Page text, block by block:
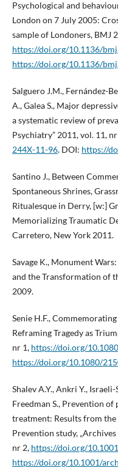
Psychological and
London on 7 July 2005:
sample of Londoners, BMJ
https://doi.org/10.1136/
https://doi.org/10.1136/
Salguero J.M., Fernández-
A., Galea S., Major
a systematic review of
Psychiatry” 2011, vol. 11,
244X-11-96. DOI: https://
Santino J., Between
Spontaneous Shrines,
Ritualesque in Derry, [w:]
Memorializing Traumatic
Carretero, New York 2011.
Savage K., Monument
and the Transformation of
2009.
Senie H.F.,
Reframing Tragedy as
nr 1, https://doi.org/
https://doi.org/10.1080/
Shalev A.Y., Ankri Y., Israeli-
Freedman S., Prevention
treatment: Results from the
Prevention study,
nr 2, https://doi.org/
https://doi.org/10.1001/